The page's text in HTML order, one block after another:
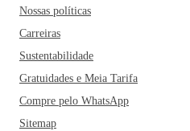
Nossas políticas
Carreiras
Sustentabilidade
Gratuidades e Meia Tarifa
Compre pelo WhatsApp
Sitemap